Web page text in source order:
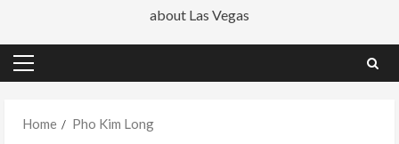
about Las Vegas
Primary
Home
Pho Kim Long